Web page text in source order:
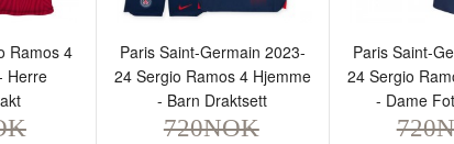
Ramos 4
Herre
Paris Saint-Germain 2023-
24 Sergio Ramos 4 Hjemme
- Barn Draktsett
720NOK
Paris Saint-
24 Sergio
- Dame